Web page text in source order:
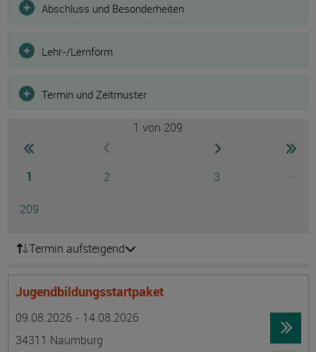
Abschluss und Besonderheiten
Lehr-/Lernform
Termin und Zeitmuster
zur ersten Seite wechselnzur vorherigen Seite wechseln
Seite
1 Seite
2 Seite
3
...
Seite
209
Seite
1 von 209
zur nächsten Seite
zur
Termin aufsteigend
Jugendbildungsstartpaket
09.08.2026 - 14.08.2026
34311 Naumburg